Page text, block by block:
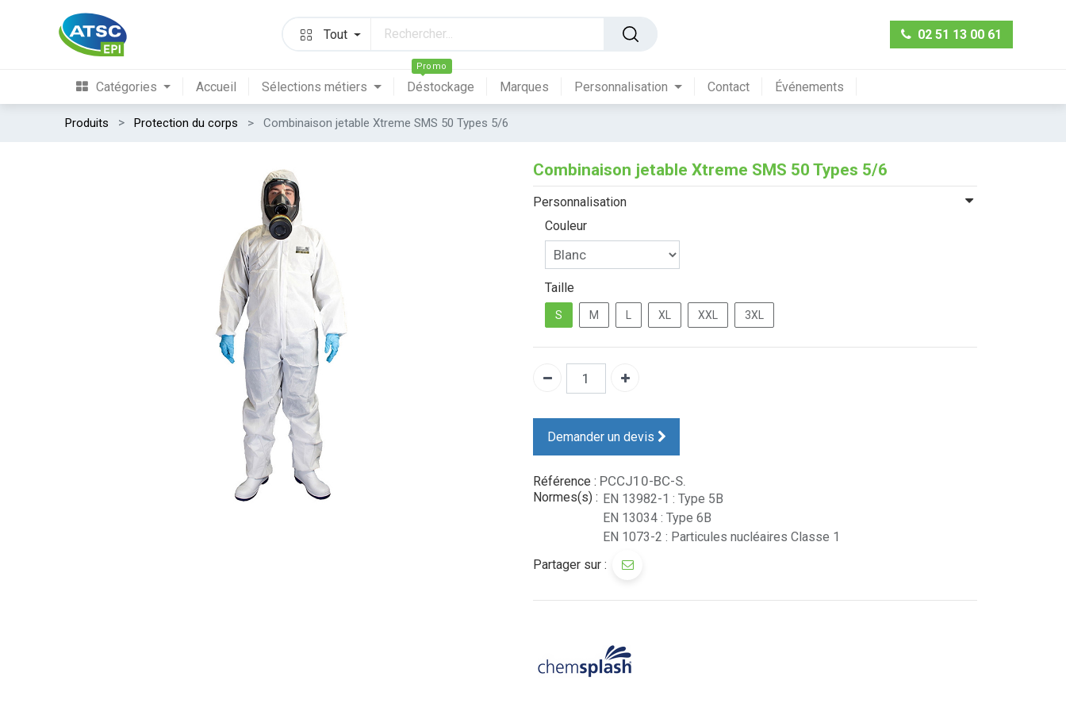
Tout 02 51 13 00 61
Catégories Accueil Sélections métiers Déstockage
Promo
Marques Personnalisation Contact Événements
Produits Protection du corps Combinaison jetable Xtreme SMS 50 Types 5/6
Combinaison jetable Xtreme SMS 50 Types 5/6
Personnalisation
Couleur
Taille
S M XL XXL 3XL
Demander un devis
Référence : PCCJ10-BC-S.
Normes(s) : EN 13982-1 : Type 5B
EN 13034 : Type 6B
EN 1073-2 : Particules nucléaires Classe 1
Partager sur :